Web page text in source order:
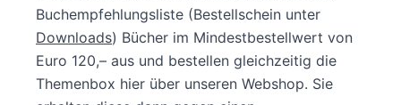
Buchempfehlungsliste (Bestellschein unter
Downloads) Bücher im Mindestbestellwert von
Euro 120,– aus und bestellen gleichzeitig die
Themenbox hier über unseren Webshop. Sie